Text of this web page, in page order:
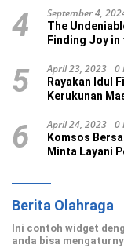
4 September 4,
The
Finding Joy in
5 April 23, 2023 0
Rayakan Idul
Kerukunan
6 April 24, 2023 0
Komsos
Minta Layani
Berita Olahraga
Ini contoh widget
anda bisa